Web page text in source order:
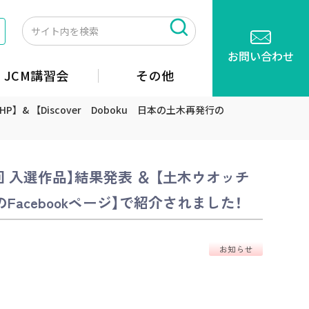
お問い合わせ
JCM講習会 その他
HP】& 【Discover Doboku 日本の土木再発行の
入選作品】結果発表 ＆ 【土木ウオッチ
ページ】で紹介されました！
お知らせ